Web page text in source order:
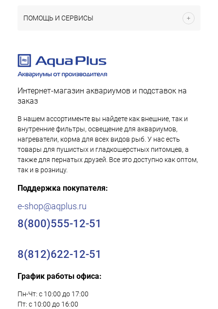
ПОМОЩЬ И СЕРВИСЫ
Интернет-магазин аквариумов и подставок на
заказ
В нашем ассортименте вы найдете как внешние, так и
внутренние фильтры, освещение для аквариумов,
нагреватели, корма для всех видов рыб. У нас есть
товары для пушистых и гладкошерстных питомцев, а
также для пернатых друзей. Все это доступно как оптом,
так и в розницу.
Поддержка покупателя:
e-shop@aqplus.ru
8(800)555-12-51
8(812)622-12-51
График работы офиса:
Пн-Чт: с 10:00 до 17:00
Пт: с 10:00 до 16:00